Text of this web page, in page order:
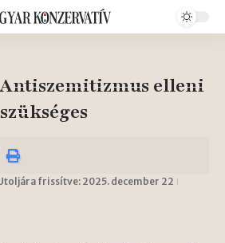
elleni
frissítve: 2025. december 22